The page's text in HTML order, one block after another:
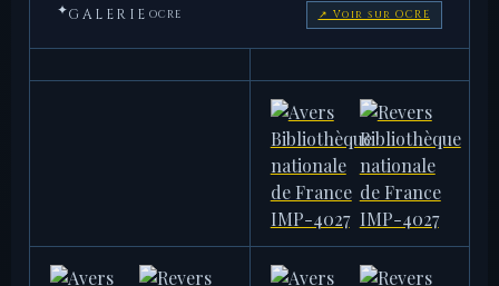
✦GALERIE OCRE ↗ Voir sur OCRE
AMERICAN NUMISMATIC
1944.100.38365
22,88 g · 35,0 mm
AMERICAN NUMISMATIC
BIBLIOTHÈQUE NATIONALE DE